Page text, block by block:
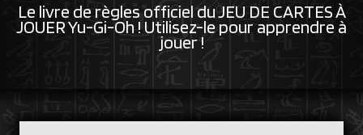
Le livre de règles officiel du JEU DE CARTES À
JOUER Yu-Gi-Oh ! Utilisez-le pour apprendre à
jouer !